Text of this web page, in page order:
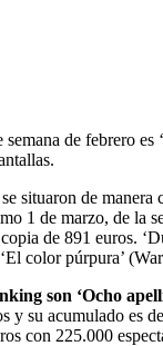
de febrero
situaron de
1 de marzo, de la
de 891 euros.
color púrpura’
son ‘Ocho
y su acumulado es
con 225.000